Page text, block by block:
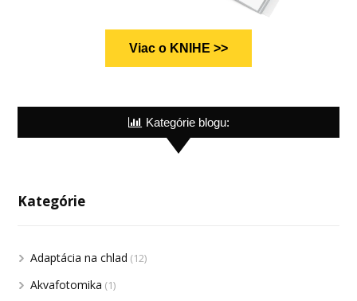
Viac o KNIHE >>
Kategórie blogu:
Kategórie
Adaptácia na chlad (12)
Akvafotomika (1)